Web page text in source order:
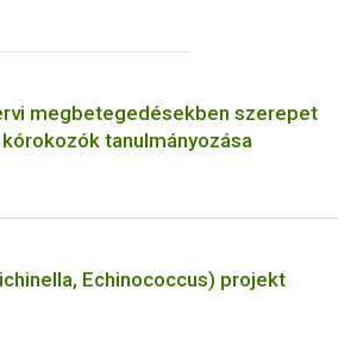
megbetegedésekben szerepet
tanulmányozása
Echinococcus) projekt